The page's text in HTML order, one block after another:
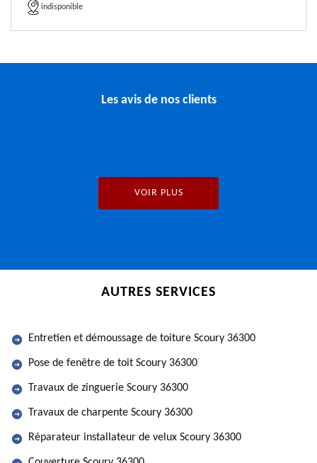
indisponible
Les avis de nos clients
VOIR PLUS
AUTRES SERVICES
Entretien et démoussage de toiture Scoury 36300
Pose de fenêtre de toit Scoury 36300
Travaux de zinguerie Scoury 36300
Travaux de charpente Scoury 36300
Réparateur installateur de velux Scoury 36300